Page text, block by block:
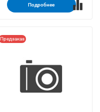
Подробнее
Предзаказ